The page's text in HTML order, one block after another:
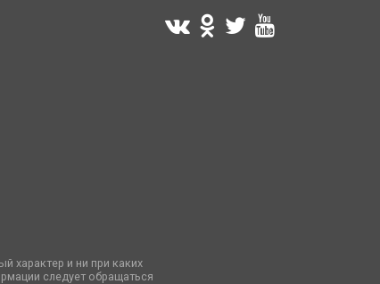
характер и ни при каких
следует обращаться